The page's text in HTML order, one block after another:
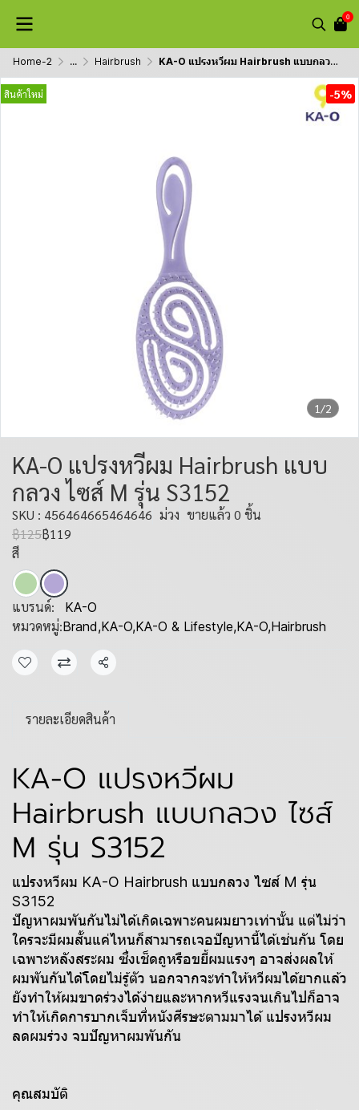
0
Home-2 ... Hairbrush KA-O แปรงหวีผม Hairbrush แบบกลวง ไซส์ M รุ่น S3152
1/2
สินค้าใหม่ -5%
KA-O แปรงหวีผม Hairbrush แบบ
กลวง ไซส์ M รุ่น S3152
SKU : 456464665464646 ม่วง ขายแล้ว 0 ชิ้น
฿125฿119
สี
แบรนด์: KA-O
หมวดหมู่:Brand,KA-O,KA-O & Lifestyle,KA-O,Hairbrush
แชร์
รายละเอียดสินค้า
KA-O แปรงหวีผม
Hairbrush แบบกลวง ไซส์
M รุ่น S3152
แปรงหวีผม KA-O Hairbrush แบบกลวง ไซส์ M รุ่น
S3152
ปัญหาผมพันกันไม่ได้เกิดเฉพาะคนผมยาวเท่านั้น แต่ไม่ว่า
ใครจะมีผมสั้นแค่ไหนก็สามารถเจอปัญหานี้ได้เช่นกัน โดย
เฉพาะหลังสระผม ซึ่งเช็ดถูหรือขยี้ผมแรงๆ อาจส่งผลให้
ผมพันกันได้โดยไม่รู้ตัว นอกจากจะทำให้หวีผมได้ยากแล้ว
ยังทำให้ผมขาดร่วงได้ง่ายและหากหวีแรงจนเกินไปก็อาจ
ทำให้เกิดการบากเจ็บที่หนังศีรษะตามมาได้ แปรงหวีผม
ลดผมร่วง จบปัญหาผมพันกัน
คุณสมบัติ